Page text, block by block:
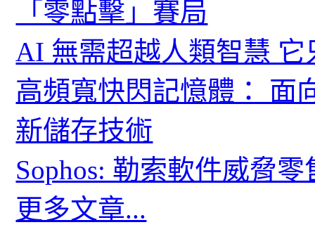
「零點擊」賽局
AI 無需超越人類智慧
高頻寬快閃記憶體： 面
新儲存技術
Sophos: 勒索軟件威脅
更多文章...